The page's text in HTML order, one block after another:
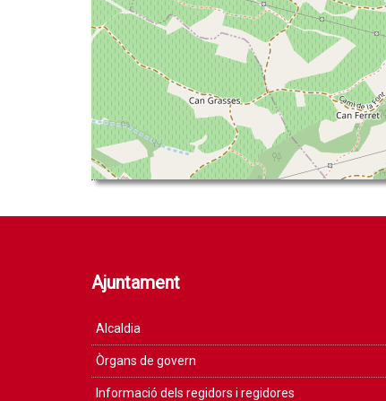
Ajuntament
Alcaldia
Òrgans de govern
Informació dels regidors i regidores